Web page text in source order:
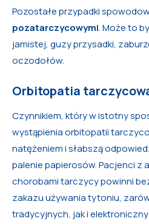
Pozostałe przypadki
pozatarczycowymi. Może to
jamistej, guzy przysadki,
oczodołów.
Orbitopatia
Czynnikiem, który w istotny
wystąpienia orbitopatii
natężeniem i słabszą
palenie papierosów. Pacjenci z
chorobami tarczycy powinni
zakazu używania tytoniu,
tradycyjnych, jak i